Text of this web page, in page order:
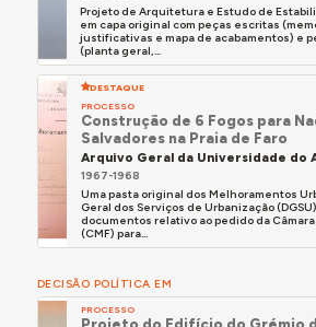
Projeto de Arquitetura e Estudo de
em capa original com peças escritas
justificativas e mapa de acabamentos) e
(planta geral,...
DESTAQUE
PROCESSO
Construção de 6 Fogos para
Salvadores na Praia de Faro
Arquivo Geral da Universidade do
1967-1968
Uma pasta original dos Melhoramentos
Geral dos Serviços de Urbanização
documentos relativo ao pedido da
(CMF) para...
DECISÃO POLÍTICA EM
PROCESSO
Projeto do Edifício do Grémio